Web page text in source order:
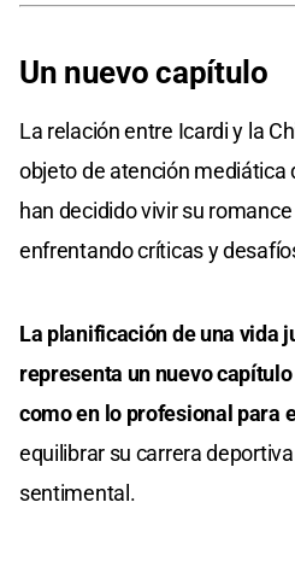
Un nuevo capítulo
La relación entre Icardi y la
objeto de atención mediática
han decidido vivir su
enfrentando críticas y
La planificación de una vida
representa un nuevo
como en lo profesional para
equilibrar su carrera
sentimental.